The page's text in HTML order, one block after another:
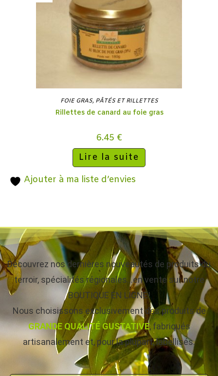
FOIE GRAS, PÂTÉS ET RILLETTES
Rillettes de canard au foie gras
6.45 €
Lire la suite
Ajouter à ma liste d’envies
Découvrez nos dernières nouveautés de produits du
terroir, spécialités régionales…en vente sur notre
BOUTIQUE EN LIGNE!
Nous choisissons exclusivement des produits de
GRANDE QUALITÉ GUSTATIVE, fabriqués
artisanalement et, pour la plupart, labellisés.